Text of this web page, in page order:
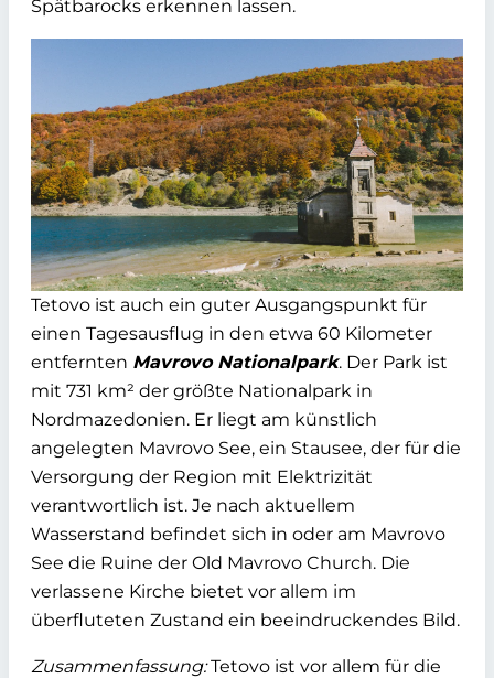
Spätbarocks erkennen lassen.
Tetovo ist auch ein guter Ausgangspunkt für
einen Tagesausflug in den etwa 60 Kilometer
entfernten Mavrovo Nationalpark. Der Park ist
mit 731 km² der größte Nationalpark in
Nordmazedonien. Er liegt am künstlich
angelegten Mavrovo See, ein Stausee, der für die
Versorgung der Region mit Elektrizität
verantwortlich ist. Je nach aktuellem
Wasserstand befindet sich in oder am Mavrovo
See die Ruine der Old Mavrovo Church. Die
verlassene Kirche bietet vor allem im
überfluteten Zustand ein beeindruckendes Bild.
Zusammenfassung:Tetovo ist vor allem für die